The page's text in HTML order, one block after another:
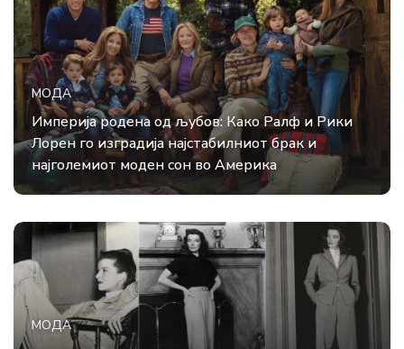
МОДА
Империја родена од љубов: Како Ралф и Рики
Лорен го изградија најстабилниот брак и
најголемиот моден сон во Америка
МОДА